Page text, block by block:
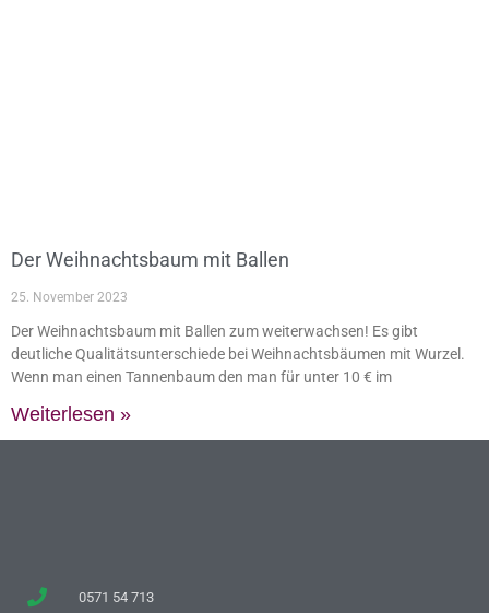
Der Weihnachtsbaum mit Ballen
25. November 2023
Der Weihnachtsbaum mit Ballen zum weiterwachsen! Es gibt
deutliche Qualitätsunterschiede bei Weihnachtsbäumen mit Wurzel.
Wenn man einen Tannenbaum den man für unter 10 € im
Weiterlesen »
0571 54 713